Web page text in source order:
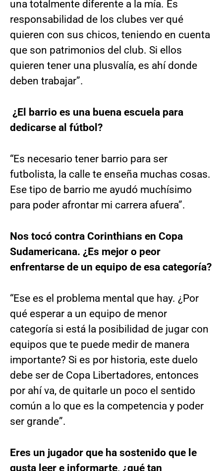
una totalmente diferente a la mía. Es
responsabilidad de los clubes ver qué
quieren con sus chicos, teniendo en cuenta
que son patrimonios del club. Si ellos
quieren tener una plusvalía, es ahí donde
deben trabajar”.
¿El barrio es una buena escuela para
dedicarse al fútbol?
“Es necesario tener barrio para ser
futbolista, la calle te enseña muchas cosas.
Ese tipo de barrio me ayudó muchísimo
para poder afrontar mi carrera afuera”.
Nos tocó contra Corinthians en Copa
Sudamericana. ¿Es mejor o peor
enfrentarse de un equipo de esa categoría?
“Ese es el problema mental que hay. ¿Por
qué esperar a un equipo de menor
categoría si está la posibilidad de jugar con
equipos que te puede medir de manera
importante? Si es por historia, este duelo
debe ser de Copa Libertadores, entonces
por ahí va, de quitarle un poco el sentido
común a lo que es la competencia y poder
ser grande”.
Eres un jugador que ha sostenido que le
gusta leer e informarte, ¿qué tan